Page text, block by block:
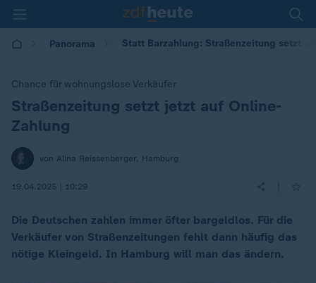
Panorama Statt Barzahlung: Straßenzeitung setzt
Chance für wohnungslose Verkäufer
:
Straßenzeitung setzt jetzt auf Online-
Zahlung
von Alina Reissenberger, Hamburg
19.04.2025 | 10:29
Die Deutschen zahlen immer öfter bargeldlos. Für die
Verkäufer von Straßenzeitungen fehlt dann häufig das
nötige Kleingeld. In Hamburg will man das ändern.